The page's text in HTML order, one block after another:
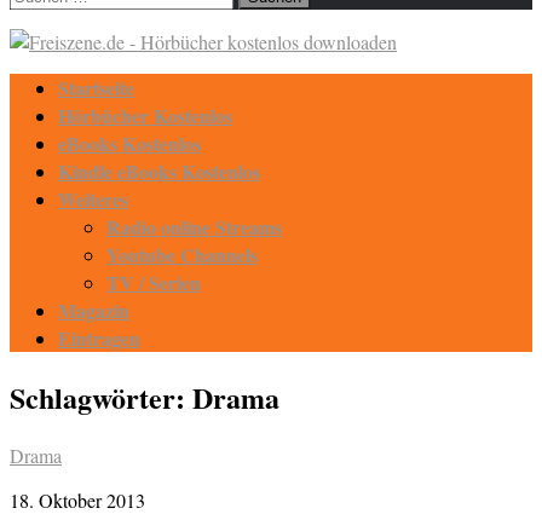
Startseite
Hörbücher Kostenlos
eBooks Kostenlos
Kindle eBooks Kostenlos
Weiteres
Radio online Streams
Youtube Channels
TV / Serien
Magazin
Eintragen
Schlagwörter: Drama
Drama
18. Oktober 2013